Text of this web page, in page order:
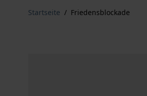
Startseite / Friedensblockade